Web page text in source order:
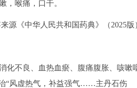
，喉痛，口干。
《中华人民共和国药典》（2025版
化不良、血热血瘀、腹痛腹胀、咳嗽
“风虚热气，补益强气……主丹石伤